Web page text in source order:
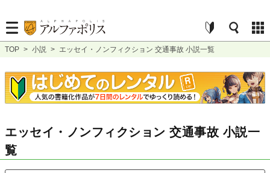
TOP > 小説 > エッセイ・ノンフィクション 交通事故 小説一覧
エッセイ・ノンフィクション 交通事故 小説一
覧